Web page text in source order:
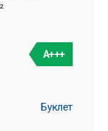
A+++
Буклет